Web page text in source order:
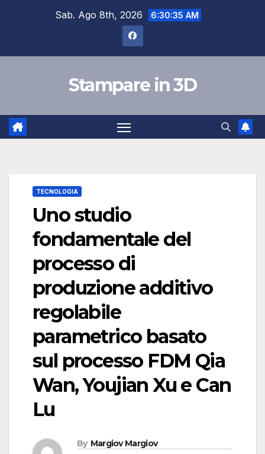
Sab. Ago 8th, 2026 6:30:35 AM
Stampare in 3D
TECNOLOGIA
Uno studio
fondamentale del
processo di
produzione additivo
regolabile
parametrico basato
sul processo FDM Qia
Wan, Youjian Xu e Can
Lu
By Margiov Margiov